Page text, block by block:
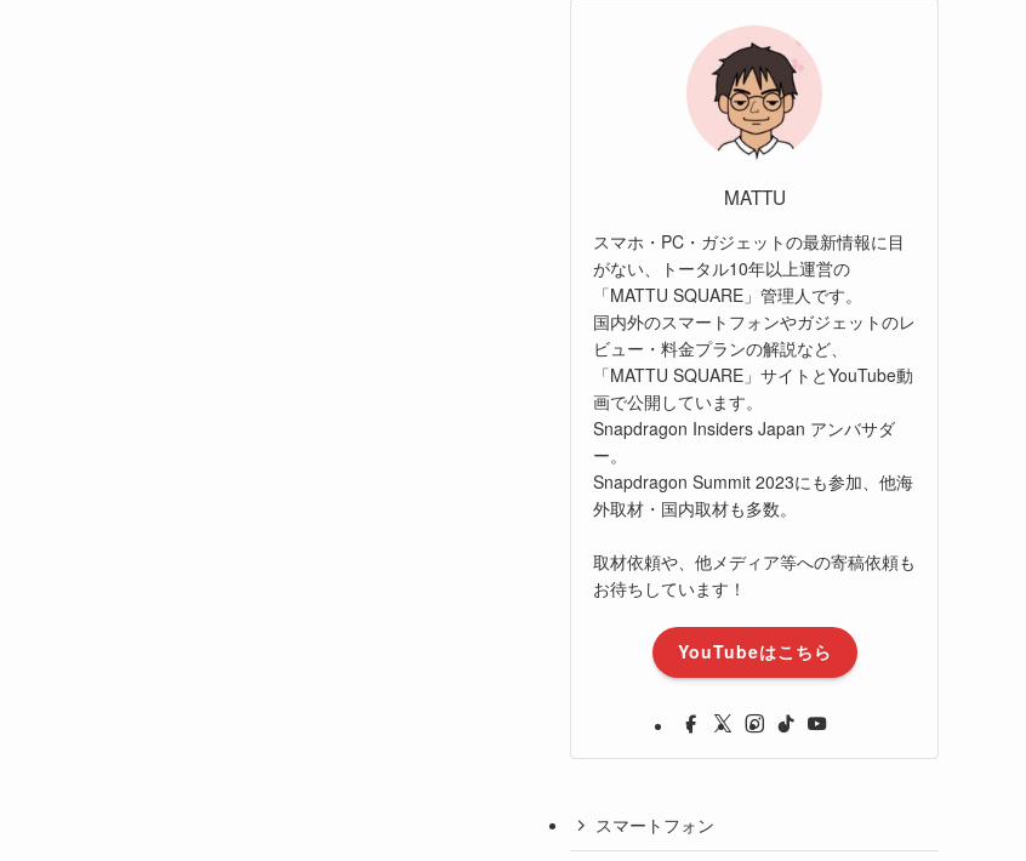
MATTU
スマホ・PC・ガジェットの最新情報に目
がない、トータル10年以上運営の
「MATTU SQUARE」管理人です。
国内外のスマートフォンやガジェットのレ
ビュー・料金プランの解説など、
「MATTU SQUARE」サイトとYouTube動
画で公開しています。
Snapdragon Insiders Japan アンバサダ
ー。
Snapdragon Summit 2023にも参加、他海
外取材・国内取材も多数。
取材依頼や、他メディア等への寄稿依頼も
お待ちしています！
YouTubeはこちら
スマートフォン